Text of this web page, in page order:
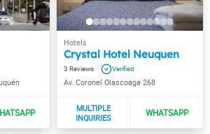
Crystal Hotel Neuquen
3
Av. Coronel Olascoaga 268